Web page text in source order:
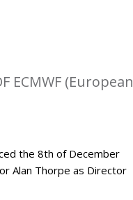
ECMWF (European
the 8th of December
Alan Thorpe as Director